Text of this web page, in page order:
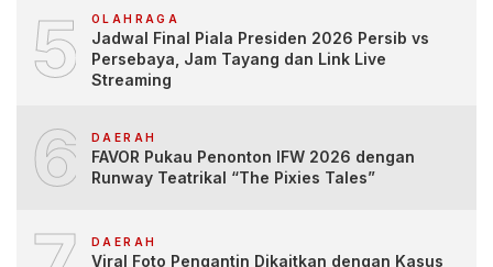
5 OLAHRAGA
Jadwal Final Piala Presiden 2026 Persib vs
Persebaya, Jam Tayang dan Link Live
Streaming
6 DAERAH
FAVOR Pukau Penonton IFW 2026 dengan
Runway Teatrikal “The Pixies Tales”
DAERAH
Viral Foto Pengantin Dikaitkan dengan Kasus